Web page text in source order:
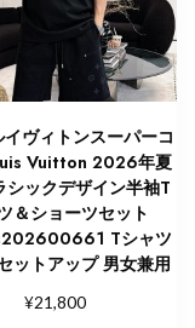
ヴィトンスーパーコ
Vuitton 2026年夏
シックデザイン半袖T
＆ショーツセット
Tシャツ
ットアップ 男女兼用
¥21,800